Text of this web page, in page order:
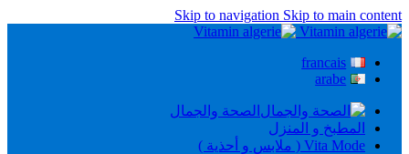
Skip to navigation Skip to main content
francais
arabe
الصحة والجمال
المطبخ و المنزل
Vita Mode ( ملابس و أحذية )